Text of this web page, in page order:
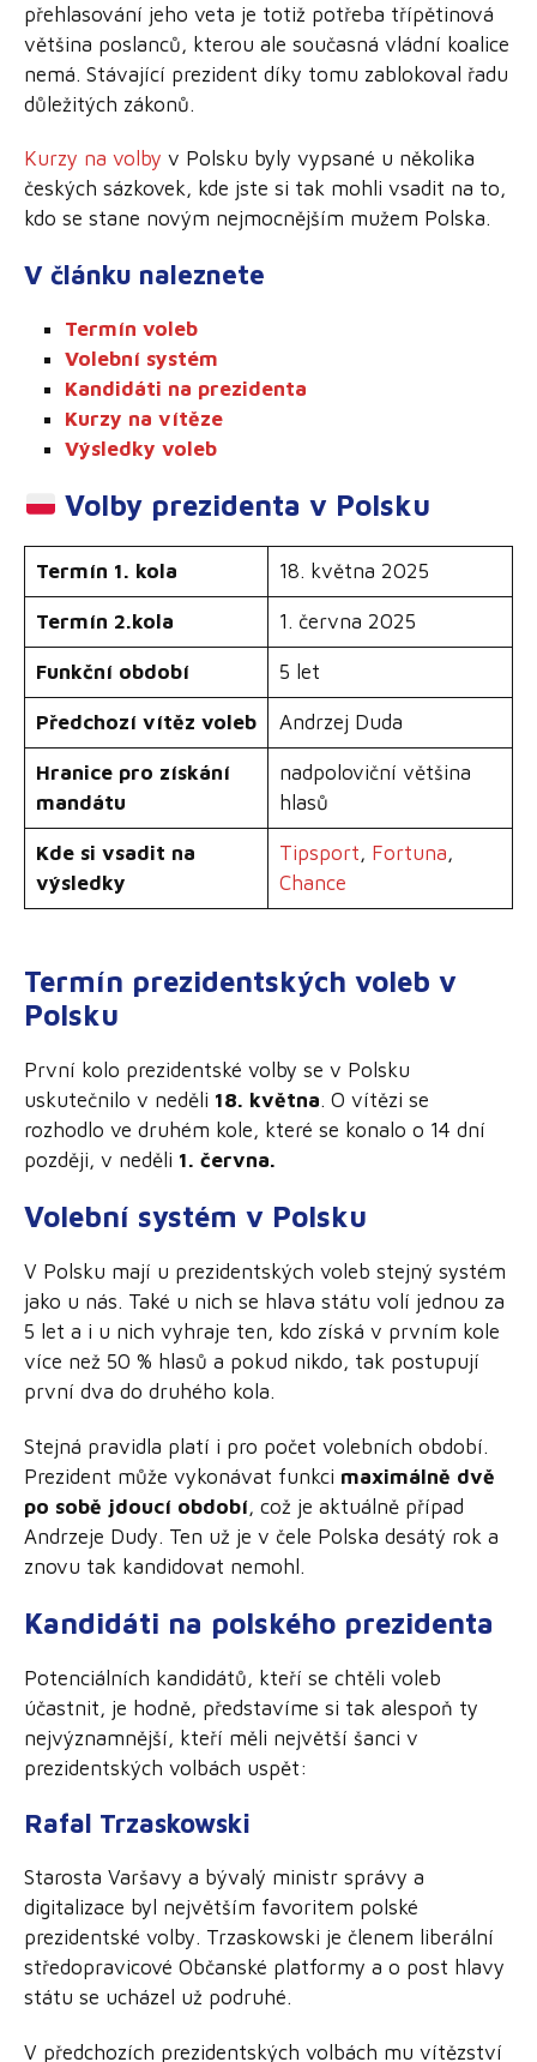
přehlasování jeho veta je totiž potřeba třípětinová
většina poslanců, kterou ale současná vládní koalice
nemá. Stávající prezident díky tomu zablokoval řadu
důležitých zákonů.
Kurzy na volby v Polsku byly vypsané u několika
českých sázkovek, kde jste si tak mohli vsadit na to,
kdo se stane novým nejmocnějším mužem Polska.
V článku naleznete
Termín voleb
Volební systém
Kandidáti na prezidenta
Kurzy na vítěze
Výsledky voleb
Volby prezidenta v Polsku
Termín 1. kola 18. května 2025
Termín 2.kola 1. června 2025
Funkční období 5 let
Předchozí vítěz voleb Andrzej Duda
Hranice pro získání
mandátu
nadpoloviční většina
hlasů
Kde si vsadit na
výsledky
Tipsport, Fortuna,
Chance
Termín prezidentských voleb v
Polsku
První kolo prezidentské volby se v Polsku
uskutečnilo v neděli 18. května. O vítězi se
rozhodlo ve druhém kole, které se konalo o 14 dní
později, v neděli 1. června.
Volební systém v Polsku
V Polsku mají u prezidentských voleb stejný systém
jako u nás. Také u nich se hlava státu volí jednou za
5 let a i u nich vyhraje ten, kdo získá v prvním kole
více než 50 % hlasů a pokud nikdo, tak postupují
první dva do druhého kola.
Stejná pravidla platí i pro počet volebních období.
Prezident může vykonávat funkci maximálně dvě
po sobě jdoucí období, což je aktuálně případ
Andrzeje Dudy. Ten už je v čele Polska desátý rok a
znovu tak kandidovat nemohl.
Kandidáti na polského prezidenta
Potenciálních kandidátů, kteří se chtěli voleb
účastnit, je hodně, představíme si tak alespoň ty
nejvýznamnější, kteří měli největší šanci v
prezidentských volbách uspět:
Rafal Trzaskowski
Starosta Varšavy a bývalý ministr správy a
digitalizace byl největším favoritem polské
prezidentské volby. Trzaskowski je členem liberální
středopravicové Občanské platformy a o post hlavy
státu se ucházel už podruhé.
V předchozích prezidentských volbách mu vítězství